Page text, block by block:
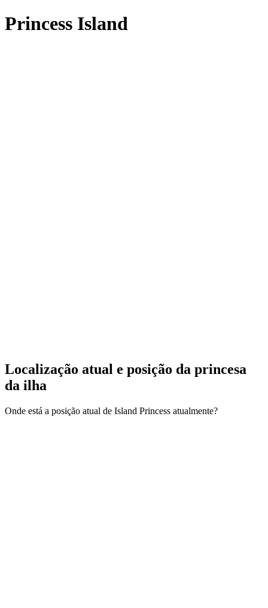
Princess Island
Localização atual e posição da princesa
da ilha
Onde está a posição atual de Island Princess atualmente?